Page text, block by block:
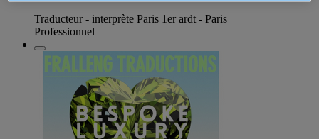
Traducteur - interprète Paris 1er ardt - Paris
Professionnel